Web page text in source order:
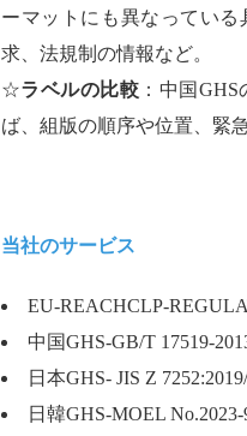
ーマットにも異なっている
求、法規制の情報など。
ラベルの比較 ： 中国 GHS
ば、組版の順序や位置、緊
当社のサービス
EU-REACHCLP-
中国GHS-GB/T 17519-
日本GHS- JIS Z
日 韓GHS-MOEL No.2023-